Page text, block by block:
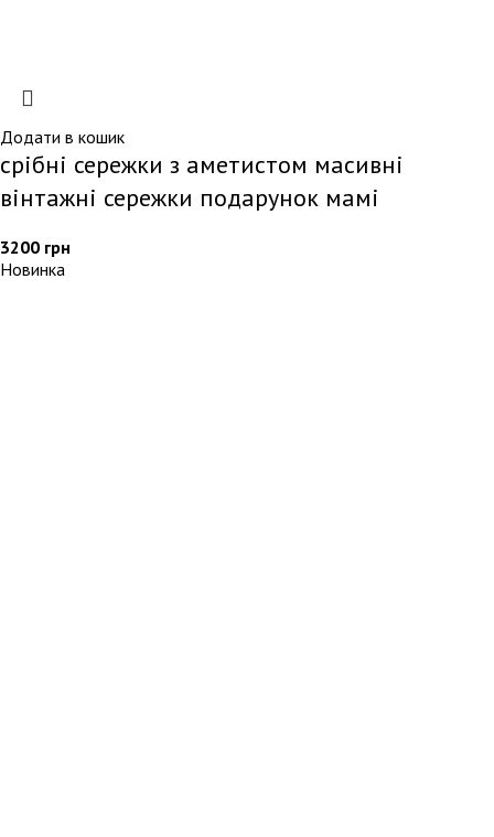
Додати в кошик
срібні сережки з аметистом масивні
вінтажні сережки подарунок мамі
3200 грн
Новинка